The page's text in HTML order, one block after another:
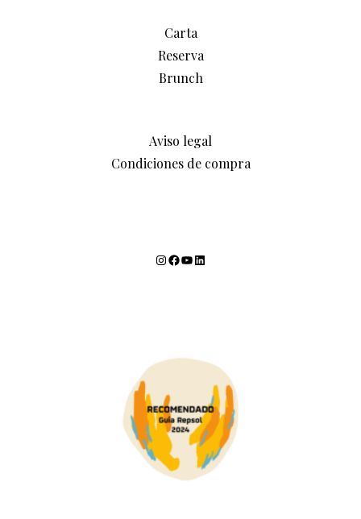
Carta
Reserva
Brunch
Aviso legal
Condiciones de compra
Instagram Facebook YouTube LinkedIn